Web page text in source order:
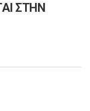
ΣΤΗΝ